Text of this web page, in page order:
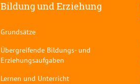
Bildung und Erziehung
Grundsätze
Übergreifende Bildungs- und
Erziehungsaufgaben
Lernen und Unterricht